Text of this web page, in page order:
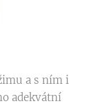
a s ním i
adekvátní